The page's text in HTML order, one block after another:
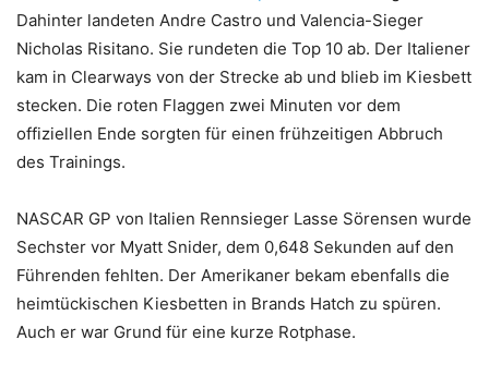
Dahinter landeten Andre Castro und Valencia-Sieger
Nicholas Risitano. Sie rundeten die Top 10 ab. Der Italiener
kam in Clearways von der Strecke ab und blieb im Kiesbett
stecken. Die roten Flaggen zwei Minuten vor dem
offiziellen Ende sorgten für einen frühzeitigen Abbruch
des Trainings.
NASCAR GP von Italien Rennsieger Lasse Sörensen wurde
Sechster vor Myatt Snider, dem 0,648 Sekunden auf den
Führenden fehlten. Der Amerikaner bekam ebenfalls die
heimtückischen Kiesbetten in Brands Hatch zu spüren.
Auch er war Grund für eine kurze Rotphase.